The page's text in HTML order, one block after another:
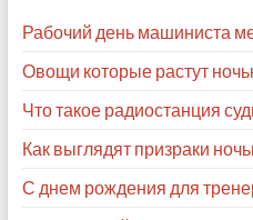
Рабочий день машиниста
Овощи которые растут
Что такое радиостанция
Как выглядят призраки
С днем рождения для